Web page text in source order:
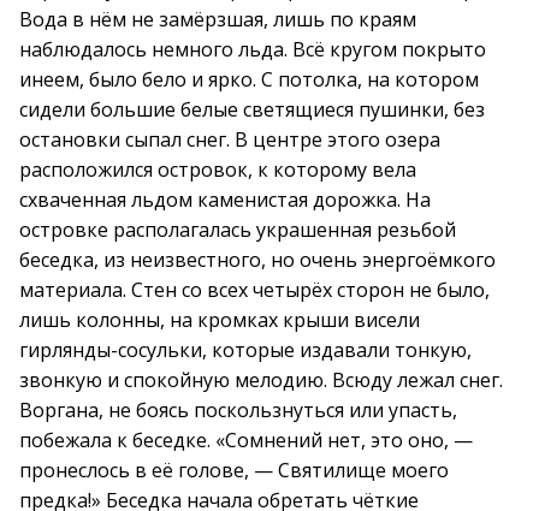
Вода в нём не замёрзшая, лишь по краям
наблюдалось немного льда. Всё кругом покрыто
инеем, было бело и ярко. С потолка, на котором
сидели большие белые светящиеся пушинки, без
остановки сыпал снег. В центре этого озера
расположился островок, к которому вела
схваченная льдом каменистая дорожка. На
островке располагалась украшенная резьбой
беседка, из неизвестного, но очень энергоёмкого
материала. Стен со всех четырёх сторон не было,
лишь колонны, на кромках крыши висели
гирлянды-сосульки, которые издавали тонкую,
звонкую и спокойную мелодию. Всюду лежал снег.
Воргана, не боясь поскользнуться или упасть,
побежала к беседке. «Сомнений нет, это оно, —
пронеслось в её голове, — Святилище моего
предка!» Беседка начала обретать чёткие